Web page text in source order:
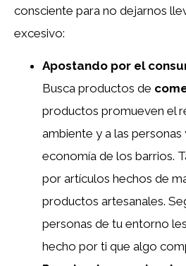
consciente para no dejarnos
excesivo:
Apostando por el
Busca productos de
productos promueven el
ambiente y a las
economía de los barrios.
por artículos hechos de
productos artesanales.
personas de tu entorno
hecho por ti que algo